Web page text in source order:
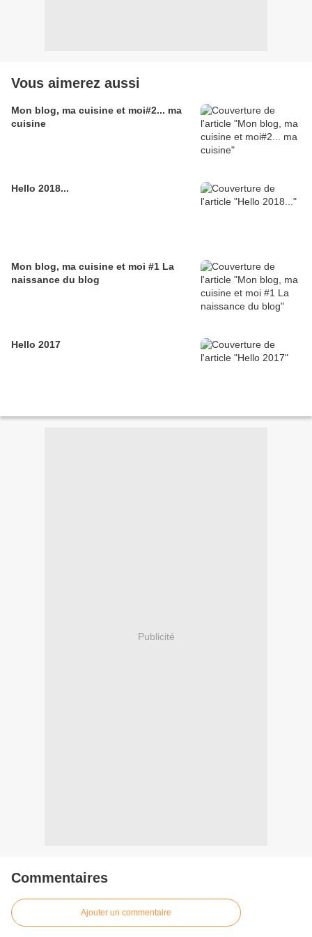
Vous aimerez aussi
Mon blog, ma cuisine et moi#2... ma
cuisine
Hello 2018...
Mon blog, ma cuisine et moi #1 La
naissance du blog
Hello 2017
Publicité
Commentaires
Ajouter un commentaire